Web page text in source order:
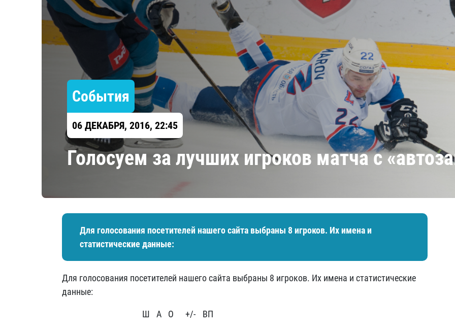
Локомотив
Северсталь
ЦСКА
Шанхайские Драконы
Амур
Салават Юлаев
Сибирь
События
06 ДЕКАБРЯ, 2016, 22:45
Голосуем за лучших игроков матча с
Для голосования посетителей нашего сайта выбраны 8 игроков. Их имена и
статистические данные:
Для голосования посетителей нашего сайта выбраны 8 игроков. Их имена и статистические
данные:
Ш А О +/- ВП